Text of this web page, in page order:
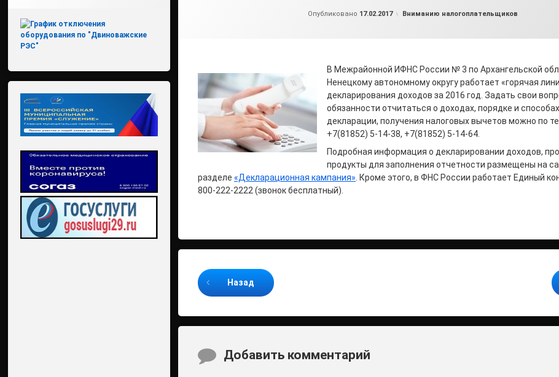
Опубликовано 17.02.2017 Рубрики:
Вниманию налогоплательщиков
В Межрайонной ИФНС России № 3 по Архангельской
Ненецкому автономному округу работает «горячая
декларирования доходов за 2016 год. Задать свои
обязанности отчитаться о доходах, порядке и
декларации, получения налоговых вычетов можно по
+7(81852) 5-14-38, +7(81852) 5-14-64.
Подробная информация о декларировании доходов,
продукты для заполнения отчетности размещены на
разделе«Декларационная кампания» . Кроме этого, в ФНС России работает Единый
800-222-2222 (звонок бесплатный).
Продолжайте читать
Назад
Комментарии
Добавить комментарий